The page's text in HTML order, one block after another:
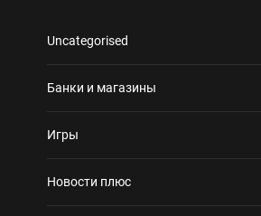
Uncategorised
Банки и магазины
Игры
Новости плюс